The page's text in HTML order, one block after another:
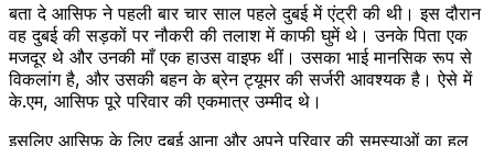
बता दे आसिफ ने पहली बार चार साल पहले दुबई में एंट्री की थी। इस दौरान
वह दुबई की सड़कों पर नौकरी की तलाश में काफी घुमें थे। उनके पिता एक
मजदूर थे और उनकी माँ एक हाउस वाइफ थीं। उसका भाई मानसिक रूप से
विकलांग है, और उसकी बहन के ब्रेन ट्यूमर की सर्जरी आवश्यक है। ऐसे में
के.एम, आसिफ पूरे परिवार की एकमात्र उम्मीद थे।
इसलिए आसिफ़ के लिए दुबई आना और अपने परिवार की समस्याओं का हल